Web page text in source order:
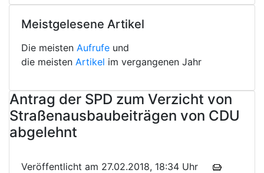
Meistgelesene Artikel
Die meisten Aufrufe und
die meisten Artikel im vergangenen Jahr
Antrag der SPD zum Verzicht von
Straßenausbaubeiträgen von CDU
abgelehnt
Veröffentlicht am 27.02.2018, 18:34 Uhr